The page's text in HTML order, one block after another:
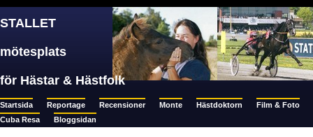
STALLET
mötesplats
för Hästar & Hästfolk
Startsida Reportage Recensioner Monte Hästdoktorn
Film & Foto
Cuba Resa
Bloggsidan